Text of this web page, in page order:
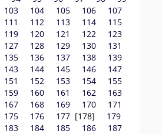
103 104 105 106
107
111 112 113 114
115
119 120 121 122
123
127 128 129 130
131
135 136 137 138
139
143 144 145 146
147
151 152 153 154
155
159 160 161 162
163
167 168 169 170
171
175 176 177 [178]
179
183 184 185 186 187